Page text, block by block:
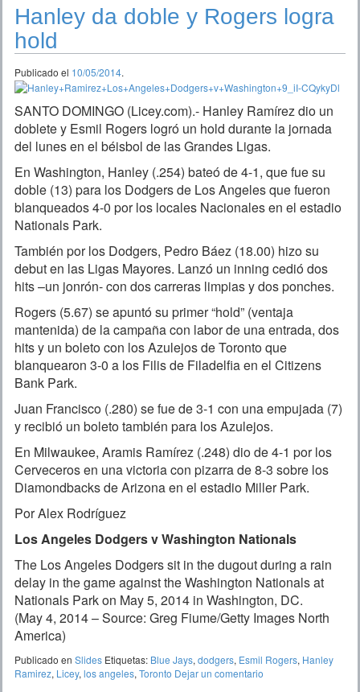
Hanley da doble y Rogers logra
hold
Publicado el 10/05/2014.
SANTO DOMINGO (Licey.com).- Hanley Ramírez dio un
doblete y Esmil Rogers logró un hold durante la jornada
del lunes en el béisbol de las Grandes Ligas.
En Washington, Hanley (.254) bateó de 4-1, que fue su
doble (13) para los Dodgers de Los Angeles que fueron
blanqueados 4-0 por los locales Nacionales en el estadio
Nationals Park.
También por los Dodgers, Pedro Báez (18.00) hizo su
debut en las Ligas Mayores. Lanzó un inning cedió dos
hits –un jonrón- con dos carreras limpias y dos ponches.
Rogers (5.67) se apuntó su primer “hold” (ventaja
mantenida) de la campaña con labor de una entrada, dos
hits y un boleto con los Azulejos de Toronto que
blanquearon 3-0 a los Filis de Filadelfia en el Citizens
Bank Park.
Juan Francisco (.280) se fue de 3-1 con una empujada (7)
y recibió un boleto también para los Azulejos.
En Milwaukee, Aramis Ramírez (.248) dio de 4-1 por los
Cerveceros en una victoria con pizarra de 8-3 sobre los
Diamondbacks de Arizona en el estadio Miller Park.
Por Alex Rodríguez
Los Angeles Dodgers v Washington Nationals
The Los Angeles Dodgers sit in the dugout during a rain
delay in the game against the Washington Nationals at
Nationals Park on May 5, 2014 in Washington, DC.
(May 4, 2014 – Source: Greg Fiume/Getty Images North
America)
Publicado en Slides Etiquetas: Blue Jays, dodgers, Esmil Rogers, Hanley
Ramirez, Licey, los angeles, Toronto Dejar un comentario